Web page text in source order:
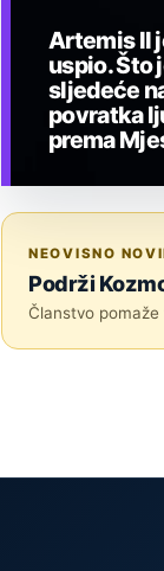
Artemis II
uspio. Što
sljedeće
povratka
prema
NEOVISNO
Podrži
Članstvo